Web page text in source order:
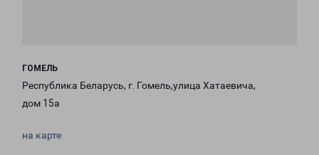
ГОМЕЛЬ
Республика Беларусь, г. Гомель,улица Хатаевича,
дом 15а
на карте